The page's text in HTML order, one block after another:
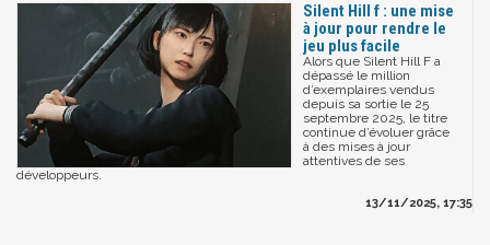
Silent Hill f : une mise
à jour pour rendre le
jeu plus facile
Alors que Silent Hill F a
dépassé le million
d’exemplaires vendus
depuis sa sortie le 25
septembre 2025, le titre
continue d’évoluer grâce
à des mises à jour
attentives de ses
développeurs.
13/11/2025, 17:35